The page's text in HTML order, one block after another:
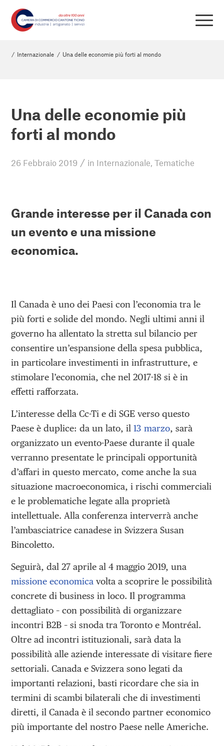
/ Internazionale / Una delle economie più forti al mondo
Una delle economie più
forti al mondo
26 Febbraio 2019 / in Internazionale,Tematiche
Grande interesse per il Canada con
un evento e una missione
economica.
Il Canada è uno dei Paesi con l’economia tra le
più forti e solide del mondo. Negli ultimi anni il
governo ha allentato la stretta sul bilancio per
consentire un’espansione della spesa pubblica,
in particolare investimenti in infrastrutture, e
stimolare l’economia, che nel 2017-18 si è in
effetti rafforzata.
L’interesse della Cc-Ti e di SGE verso questo
Paese è duplice: da un lato, il13 marzo, sarà
organizzato un evento-Paese durante il quale
verranno presentate le principali opportunità
d’affari in questo mercato, come anche la sua
situazione macroeconomica, i rischi commerciali
e le problematiche legate alla proprietà
intellettuale. Alla conferenza interverrà anche
l’ambasciatrice canadese in Svizzera Susan
Bincoletto.
Seguirà, dal 27 aprile al 4 maggio 2019, una
missione economica volta a scoprire le possibilità
concrete di business in loco. Il programma
dettagliato – con possibilità di organizzare
incontri B2B – si snoda tra Toronto e Montréal.
Oltre ad incontri istituzionali, sarà data la
possibilità alle aziende interessate di visitare fiere
settoriali. Canada e Svizzera sono legati da
importanti relazioni, basti ricordare che sia in
termini di scambi bilaterali che di investimenti
diretti, il Canada è il secondo partner economico
più importante del nostro Paese nelle Americhe.